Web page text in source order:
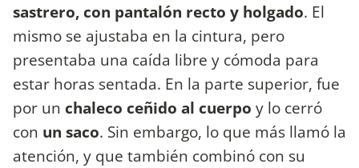
sastrero, con pantalón recto y holgado. El
mismo se ajustaba en la cintura, pero
presentaba una caída libre y cómoda para
estar horas sentada. En la parte superior, fue
por un chaleco ceñido al cuerpo y lo cerró
con un saco. Sin embargo, lo que más llamó la
atención, y que también combinó con su